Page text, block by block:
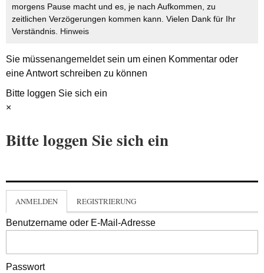
morgens Pause macht und es, je nach Aufkommen, zu
zeitlichen Verzögerungen kommen kann. Vielen Dank für Ihr
Verständnis. Hinweis
Sie müssenangemeldetsein um einen Kommentar oder
eine Antwort schreiben zu können
Bitte loggen Sie sich ein
×
Bitte loggen Sie sich ein
ANMELDEN REGISTRIERUNG
Benutzername oder E-Mail-Adresse
Passwort